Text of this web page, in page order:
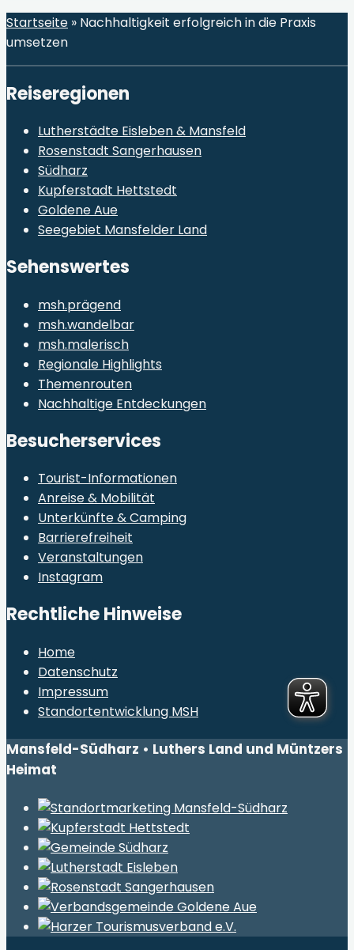
Startseite » Nachhaltigkeit erfolgreich in die Praxis
umsetzen
Reiseregionen
Lutherstädte Eisleben & Mansfeld
Rosenstadt Sangerhausen
Südharz
Kupferstadt Hettstedt
Goldene Aue
Seegebiet Mansfelder Land
Sehenswertes
msh.prägend
msh.wandelbar
msh.malerisch
Regionale Highlights
Themenrouten
Nachhaltige Entdeckungen
Besucherservices
Tourist-Informationen
Anreise & Mobilität
Unterkünfte & Camping
Barrierefreiheit
Veranstaltungen
Instagram
Rechtliche Hinweise
Home
Datenschutz
Impressum
Standortentwicklung MSH
Mansfeld-Südharz • Luthers Land und Müntzers
Heimat